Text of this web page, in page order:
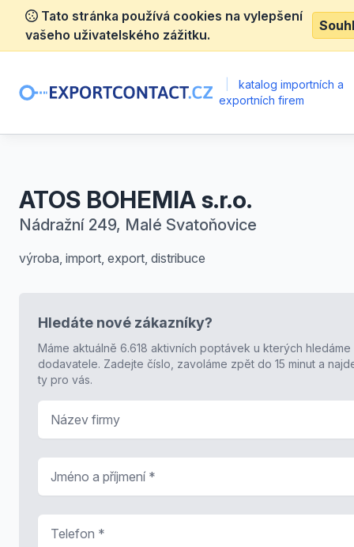
Tato stránka používá cookies na vylepšení
vašeho uživatelského zážitku.
katalog importních a
exportních firem
ATOS BOHEMIA s.r.o.
Nádražní 249, Malé Svatoňovice
výroba, import, export, distribuce
Hledáte nové zákazníky?
Máme aktuálně 6.618 aktivních poptávek u kterých hledáme
dodavatele. Zadejte číslo, zavoláme zpět do 15 minut a
ty pro vás.